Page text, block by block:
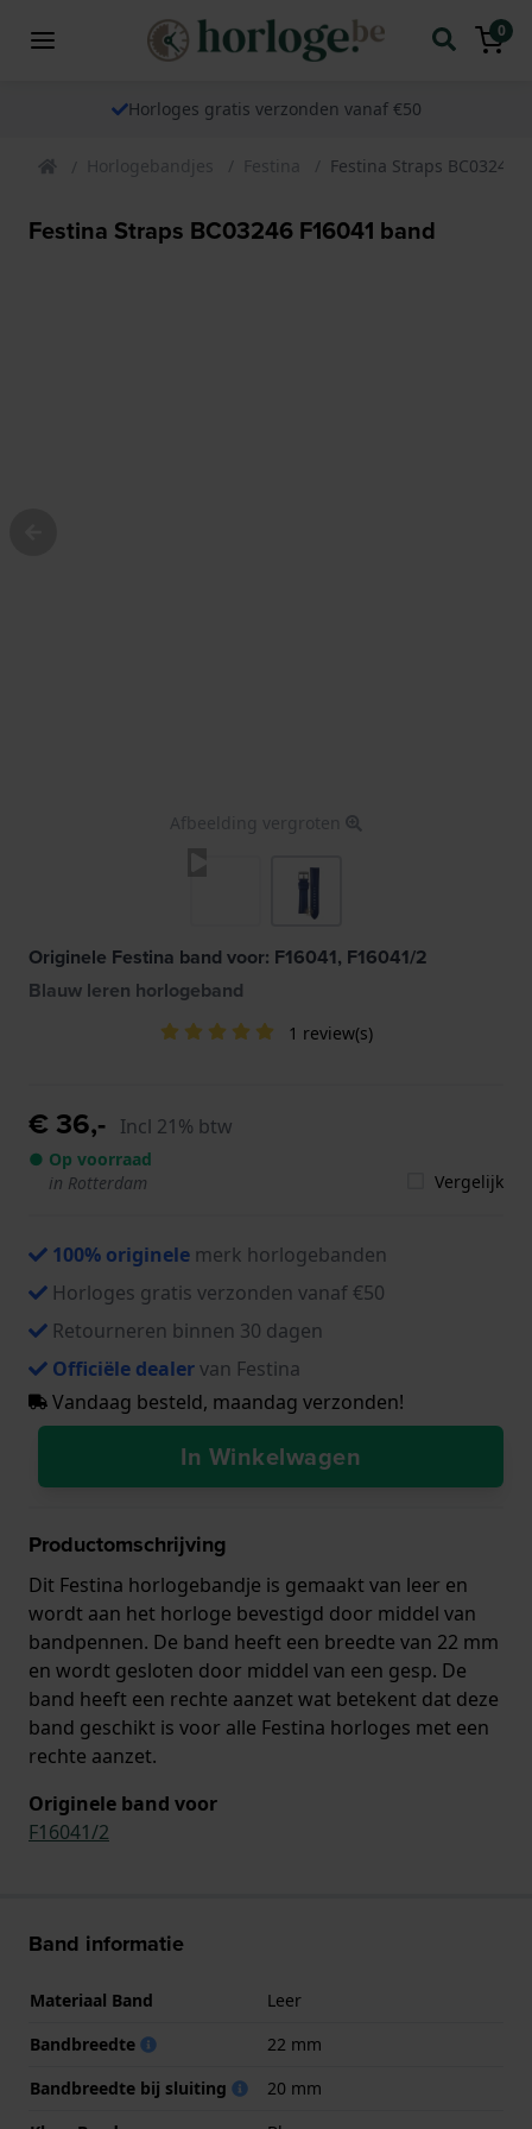
0
Horloges gratis verzonden vanaf €50
Horlogebandjes Festina Festina Straps BC03246
Festina Straps BC03246 F16041 band
Afbeelding vergroten
Originele Festina band voor: F16041, F16041/2
Blauw leren horlogeband
1 review(s)
€ 36,- Incl 21% btw
● Op voorraad
in Rotterdam
Vergelijk
100% originele merk horlogebanden
Horloges gratis verzonden vanaf €50
Retourneren binnen 30 dagen
Officiële dealervan Festina
Vandaag besteld, maandag verzonden!
In Winkelwagen
Productomschrijving
Dit Festina horlogebandje is gemaakt van leer en
wordt aan het horloge bevestigd door middel van
bandpennen. De band heeft een breedte van 22 mm
en wordt gesloten door middel van een gesp. De
band heeft een rechte aanzet wat betekent dat deze
band geschikt is voor alle Festina horloges met een
rechte aanzet.
Originele band voor
F16041/2
Band informatie
Materiaal Band
Leer
Bandbreedte
22 mm
Bandbreedte bij sluiting
20 mm